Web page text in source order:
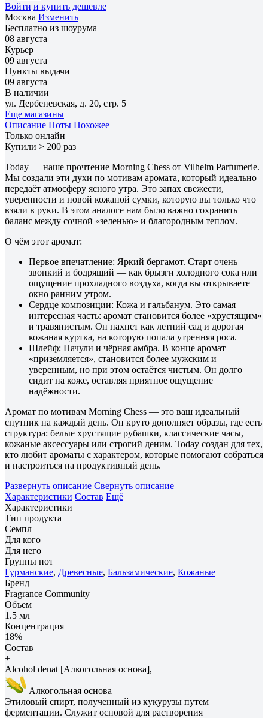
Войти и купить дешевле
Москва Изменить
Бесплатно из шоурума
08 августа
Курьер
09 августа
Пункты выдачи
09 августа
В наличии
ул. Дербеневская, д. 20, стр. 5
Еще магазины
Описание Ноты Похожее
Только онлайн
Купили > 200 раз
Today — наше прочтение Morning Chess от Vilhelm Parfumerie.
Мы создали эти духи по мотивам аромата, который идеально
передаёт атмосферу ясного утра. Это запах свежести,
уверенности и новой кожаной сумки, которую вы только что
взяли в руки. В этом аналоге нам было важно сохранить
баланс между сочной «зеленью» и благородным теплом.
О чём этот аромат:
Первое впечатление: Яркий бергамот. Старт очень
звонкий и бодрящий — как брызги холодного сока или
ощущение прохладного воздуха, когда вы открываете
окно ранним утром.
Сердце композиции: Кожа и гальбанум. Это самая
интересная часть: аромат становится более «хрустящим»
и травянистым. Он пахнет как летний сад и дорогая
кожаная куртка, на которую попала утренняя роса.
Шлейф: Пачули и чёрная амбра. В конце аромат
«приземляется», становится более мужским и
уверенным, но при этом остаётся чистым. Он долго
сидит на коже, оставляя приятное ощущение
надёжности.
Аромат по мотивам Morning Chess — это ваш идеальный
спутник на каждый день. Он круто дополняет образы, где есть
структура: белые хрустящие рубашки, классические часы,
кожаные аксессуары или строгий деним. Today создан для тех,
кто любит ароматы с характером, которые помогают собраться
и настроиться на продуктивный день.
Развернуть описание Свернуть описание
Характеристики Состав Ещё
Характеристики
Тип продукта
Семпл
Для кого
Для него
Группы нот
Гурманские, Древесные, Бальзамические, Кожаные
Бренд
Fragrance Community
Объем
1.5 мл
Концентрация
18%
Состав
+
Alcohol denat [Алкогольная основа],
Алкогольная основа
Этиловый спирт, полученный из кукурузы путем
ферментации. Служит основой для растворения